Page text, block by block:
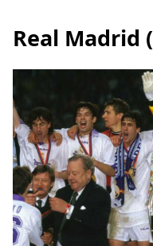
Real Madrid